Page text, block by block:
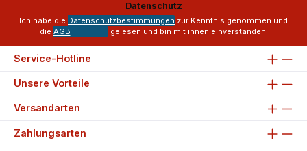
*
Datenschutz
Ich habe die Datenschutzbestimmungen zur Kenntnis genommen und
die AGB gelesen und bin mit ihnen einverstanden.
Service-Hotline
Unsere Vorteile
Versandarten
Zahlungsarten